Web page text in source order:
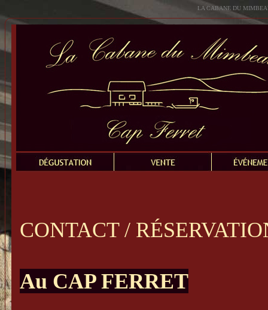
LA CABANE DU
CONTACT /
Au CAP FERRET